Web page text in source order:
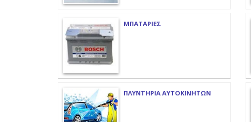
ΜΠΑΤΑΡΙΕΣ
ΠΛΥΝΤΗΡΙΑ ΑΥΤΟΚΙΝΗΤΩΝ